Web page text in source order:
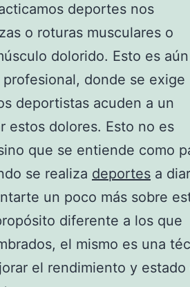
deportes nos
o roturas musculares o
dolorido. Esto es
donde se exige
deportistas acuden a un
estos dolores. Esto no es
que se entiende como
se realiza deportes a
un poco más sobre
diferente a los que
el mismo es una
el rendimiento y estado